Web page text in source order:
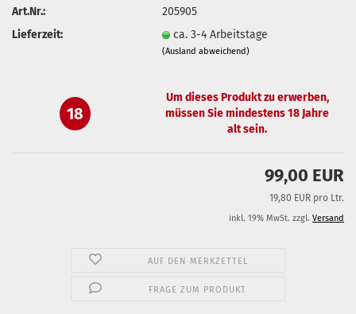
Art.Nr.:
205905
Lieferzeit:
ca. 3-4 Arbeitstage
(Ausland abweichend)
18
Um dieses Produkt zu erwerben,
müssen Sie mindestens 18 Jahre
alt sein.
99,00 EUR
19,80 EUR pro Ltr.
inkl. 19% MwSt. zzgl. Versand
AUF DEN MERKZETTEL
FRAGE ZUM PRODUKT